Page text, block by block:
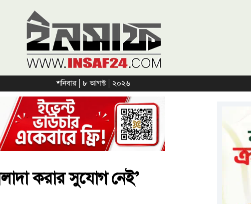
শনিবার | ৮ আগস্ট | ২০২৬
করার সুযোগ নেই’